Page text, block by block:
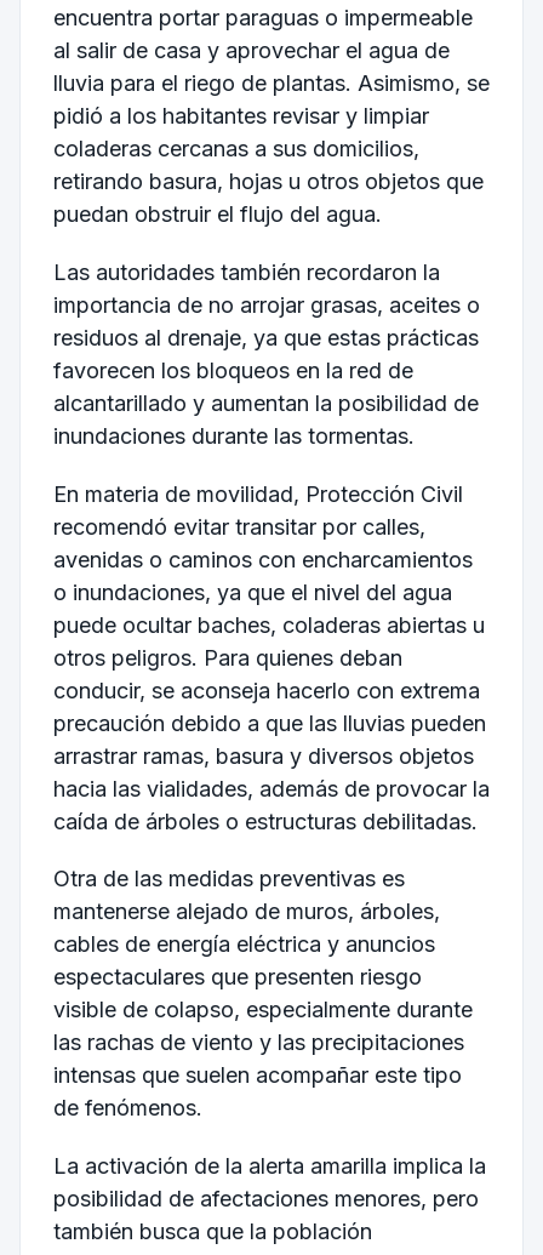
encuentra portar paraguas o impermeable
al salir de casa y aprovechar el agua de
lluvia para el riego de plantas. Asimismo, se
pidió a los habitantes revisar y limpiar
coladeras cercanas a sus domicilios,
retirando basura, hojas u otros objetos que
puedan obstruir el flujo del agua.
Las autoridades también recordaron la
importancia de no arrojar grasas, aceites o
residuos al drenaje, ya que estas prácticas
favorecen los bloqueos en la red de
alcantarillado y aumentan la posibilidad de
inundaciones durante las tormentas.
En materia de movilidad, Protección Civil
recomendó evitar transitar por calles,
avenidas o caminos con encharcamientos
o inundaciones, ya que el nivel del agua
puede ocultar baches, coladeras abiertas u
otros peligros. Para quienes deban
conducir, se aconseja hacerlo con extrema
precaución debido a que las lluvias pueden
arrastrar ramas, basura y diversos objetos
hacia las vialidades, además de provocar la
caída de árboles o estructuras debilitadas.
Otra de las medidas preventivas es
mantenerse alejado de muros, árboles,
cables de energía eléctrica y anuncios
espectaculares que presenten riesgo
visible de colapso, especialmente durante
las rachas de viento y las precipitaciones
intensas que suelen acompañar este tipo
de fenómenos.
La activación de la alerta amarilla implica la
posibilidad de afectaciones menores, pero
también busca que la población